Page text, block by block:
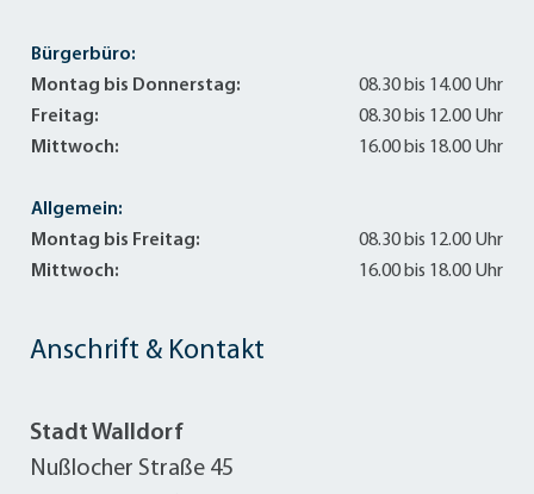
Anschrift & Kontakt
Stadt Walldorf
Nußlocher Straße 45
Bürgerbüro:
Montag bis Donnerstag:
08.30 bis 14.00 Uhr
Freitag:
08.30 bis 12.00 Uhr
Mittwoch:
16.00 bis 18.00 Uhr
Allgemein:
Montag bis Freitag:
08.30 bis 12.00 Uhr
Mittwoch:
16.00 bis 18.00 Uhr